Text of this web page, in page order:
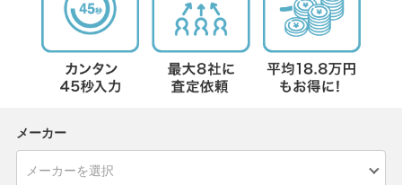
メーカー